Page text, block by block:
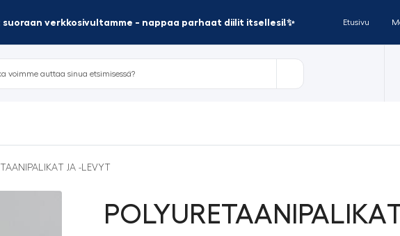
verkkosivultamme - nappaa parhaat diilit itsellesi!✨ Etusivu
JA -LEVYT